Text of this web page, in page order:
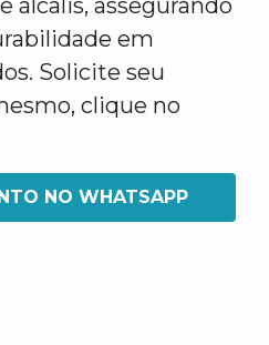
álcalis, assegurando
em
Solicite seu
clique no
NO WHATSAPP